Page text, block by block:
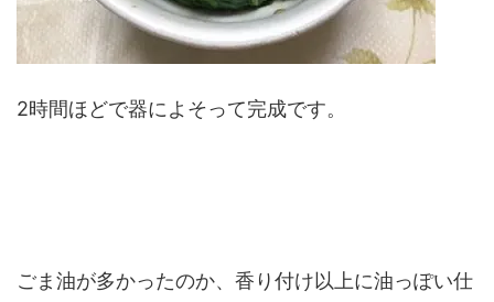
2時間ほどで器によそって完成です。
ごま油が多かったのか、香り付け以上に油っぽい仕